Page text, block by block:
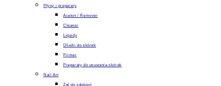
Płyny i preparaty
Aceton / Remover
Cleaner
Liquidy
Oliwki do skórek
Primer
Preparaty do usuwania skórek
Nail Art
Żel do zdobień